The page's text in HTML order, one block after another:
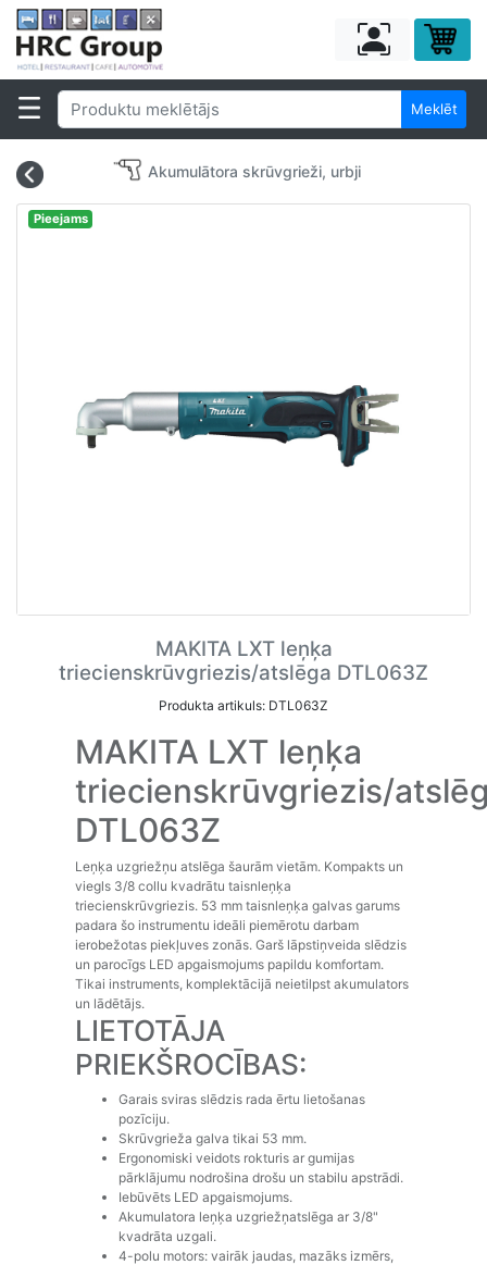
Meklēt
Akumulātora skrūvgrieži, urbji
Pieejams
MAKITA LXT leņķa
triecienskrūvgriezis/atslēga DTL063Z
Produkta artikuls: DTL063Z
MAKITA LXT leņķa
triecienskrūvgriezis/
DTL063Z
Leņķa uzgriežņu atslēga šaurām vietām. Kompakts un
viegls 3/8 collu kvadrātu taisnleņķa
triecienskrūvgriezis. 53 mm taisnleņķa galvas garums
padara šo instrumentu ideāli piemērotu darbam
ierobežotas piekļuves zonās. Garš lāpstiņveida slēdzis
un parocīgs LED apgaismojums papildu komfortam.
Tikai instruments, komplektācijā neietilpst akumulators
un lādētājs.
LIETOTĀJA
PRIEKŠROCĪBAS:
Garais sviras slēdzis rada ērtu lietošanas
pozīciju.
Skrūvgrieža galva tikai 53 mm.
Ergonomiski veidots rokturis ar gumijas
pārklājumu nodrošina drošu un stabilu apstrādi.
Iebūvēts LED apgaismojums.
Akumulatora leņķa uzgriežņatslēga ar 3/8"
kvadrāta uzgali.
4-polu motors: vairāk jaudas, mazāks izmērs,